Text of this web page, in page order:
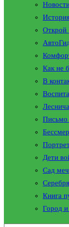
Открой
Как не
В
Письмо
Дети
Сад
Книга
Город